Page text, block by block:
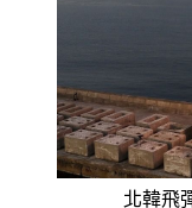
北韓飛